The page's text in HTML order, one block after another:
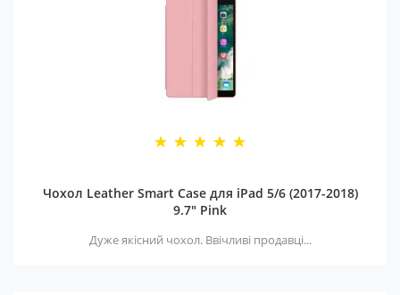
Чохол Leather Smart Case для iPad 5/6 (2017-2018)
9.7" Pink
Дуже якісний чохол. Ввічливі продавці...